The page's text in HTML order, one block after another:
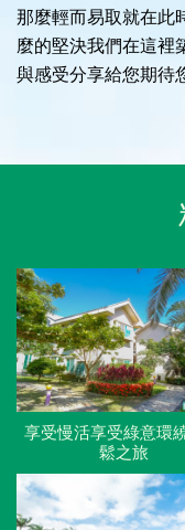
那麼輕而易取就在此
麼的堅決我們在這裡
與感受分享給您期待
享受慢活享受綠意環
鬆之旅